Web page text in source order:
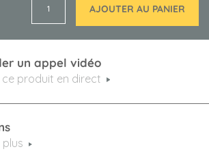
AJOUTER AU PANIER
un appel vidéo
produit en direct
plus